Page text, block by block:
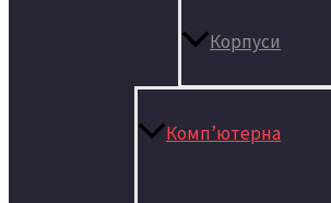
Корпуси
Комп’ютерна